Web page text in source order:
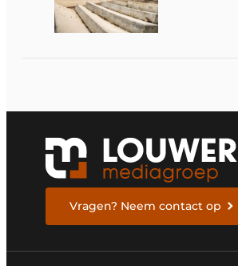
Vragen? Neem contact op